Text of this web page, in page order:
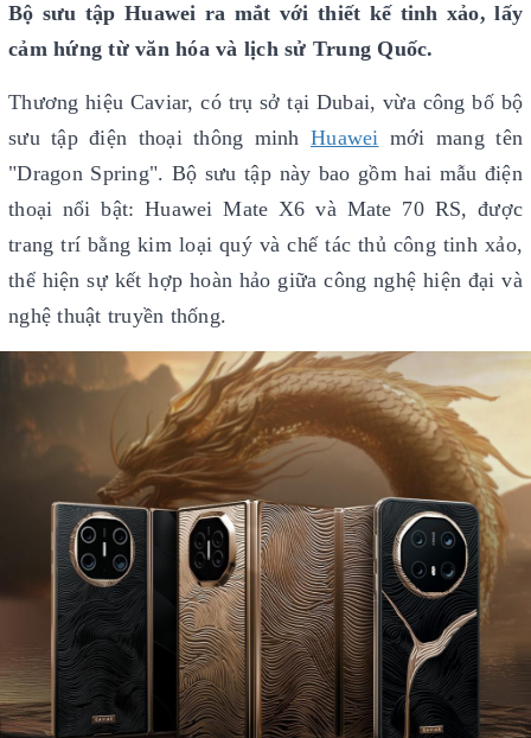
Bộ sưu tập Huawei ra mắt với thiết kế tinh xảo, lấy
cảm hứng từ văn hóa và lịch sử Trung Quốc.
Thương hiệu Caviar, có trụ sở tại Dubai, vừa công bố bộ
sưu tập điện thoại thông minh Huawei mới mang tên
"Dragon Spring". Bộ sưu tập này bao gồm hai mẫu điện
thoại nổi bật: Huawei Mate X6 và Mate 70 RS, được
trang trí bằng kim loại quý và chế tác thủ công tinh xảo,
thể hiện sự kết hợp hoàn hảo giữa công nghệ hiện đại và
nghệ thuật truyền thống.